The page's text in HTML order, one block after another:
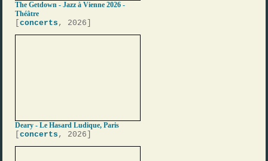
The Getdown - Jazz à Vienne 2026 -
Théâtre
[concerts , 2026]
Deary - Le Hasard Ludique, Paris
[concerts , 2026]